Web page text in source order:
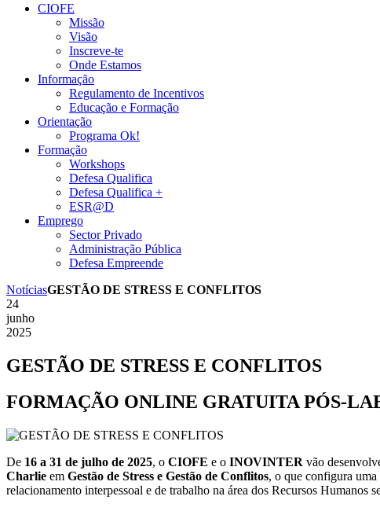
CIOFE
Missão
Visão
Inscreve-te
Onde Estamos
Informação
Regulamento de Incentivos
Educação e Formação
Orientação
Programa Ok!
Formação
Workshops
Defesa Qualifica
Defesa Qualifica +
ESR@D
Emprego
Sector Privado
Administração Pública
Defesa Empreende
NotíciasGESTÃO DE STRESS E CONFLITOS
24
junho
2025
GESTÃO DE STRESS E CONFLITOS
FORMAÇÃO ONLINE GRATUITA PÓS-
De 16 a 31 de julho de 2025, o CIOFE e o INOVINTER vão
Charlie em Gestão de Stress e Gestão de Conflitos, o que configura uma
relacionamento interpessoal e de trabalho na área dos Recursos Humanos